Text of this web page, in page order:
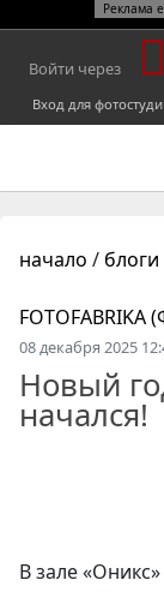
Реклама
Войти через
Вход для
начало / блоги
08 декабря 2025
Новый
начался!
В зале